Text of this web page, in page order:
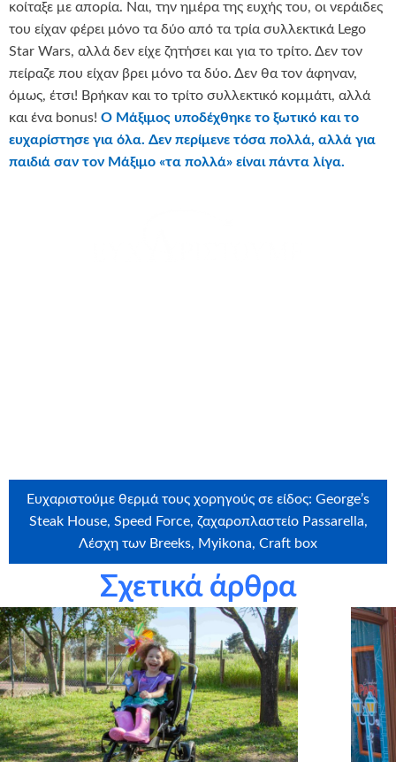
κοίταξε με απορία. Ναι, την ημέρα της ευχής του, οι νεράιδες
του είχαν φέρει μόνο τα δύο από τα τρία συλλεκτικά Lego
Star Wars, αλλά δεν είχε ζητήσει και για το τρίτο. Δεν τον
πείραζε που είχαν βρει μόνο τα δύο. Δεν θα τον άφηναν,
όμως, έτσι! Βρήκαν και το τρίτο συλλεκτικό κομμάτι, αλλά
και ένα bonus! Ο Μάξιμος υποδέχθηκε το ξωτικό και το
ευχαρίστησε για όλα. Δεν περίμενε τόσα πολλά, αλλά για
παιδιά σαν τον Μάξιμο «τα πολλά» είναι πάντα λίγα.
Ευχαριστούμε θερμά τους χορηγούς σε είδος: George’s
Steak House, Speed Force, ζαχαροπλαστείο Passarella,
Λέσχη των Breeks, Myikona, Craft box
Ευχαριστούμε θερμά την εταιρείαCraftbox.gr
για την
αποστολή birthday box – έκπληξη σε όλα τα παιδιά μας,
καθώς και τοmyikona.gr για τη χορηγία όλων των
προσωποποιημένων φωτογραφικών άλμπουμ των παιδιών
μας!
Σχετικά άρθρα